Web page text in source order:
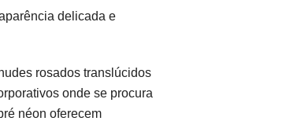
delicada e
rosados translúcidos
onde se procura
néon oferecem